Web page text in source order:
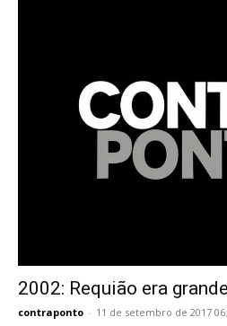
2002: Requião era
contraponto - 11 de setembro de 2017